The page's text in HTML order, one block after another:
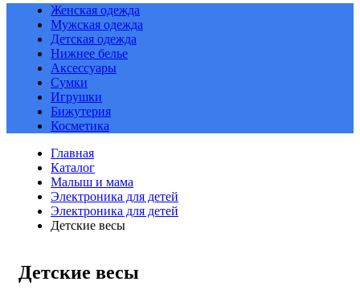
Женская одежда
Мужская одежда
Детская одежда
Нижнее белье
Аксессуары
Сумки
Игрушки
Бижутерия
Косметика
Главная
Каталог
Малыш и мама
Электроника для детей
Электроника для детей
Детские весы
Детские весы